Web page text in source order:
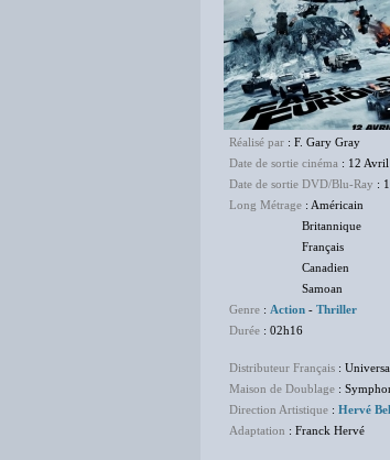
Réalisé par : F. Gary Gray
Date de sortie cinéma : 12
Date de sortie DVD/Blu-Ray :
Long Métrage : Américain
Britannique
Français
Canadien
Samoan
Genre : Action - Thriller
Durée : 02h16
Distributeur Français :
Maison de Doublage :
Direction Artistique : Hervé
Adaptation : Franck Hervé